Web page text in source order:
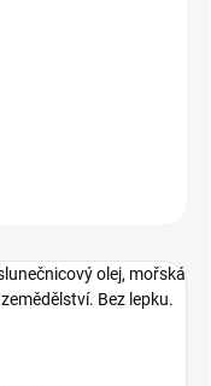
olej, mořská
Bez lepku.